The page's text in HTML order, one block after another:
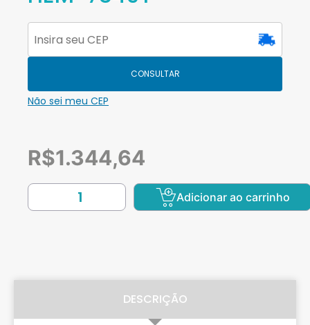
CONSULTAR
Não sei meu CEP
R$1.344,64
Adicionar ao carrinho
DESCRIÇÃO